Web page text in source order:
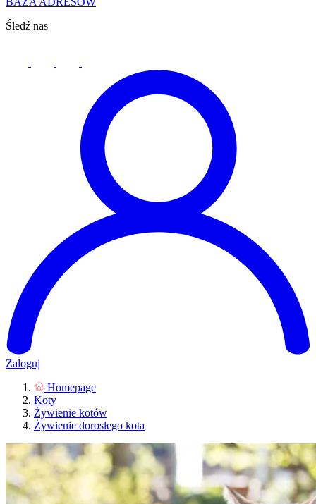
Śledź nas
Zaloguj
Homepage
Koty
Żywienie kotów
Żywienie dorosłego kota